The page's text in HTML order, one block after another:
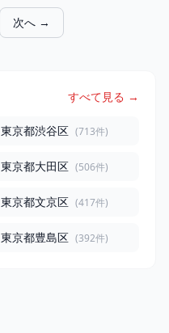
次へ →
すべて見る →
東京都渋谷区 (713件)
東京都大田区 (506件)
東京都文京区 (417件)
東京都豊島区 (392件)